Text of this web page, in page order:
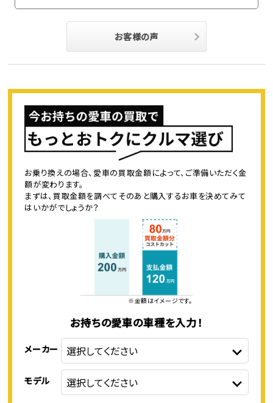
お客様の声
お乗り換えの場合、愛車の買取金額によって、ご準備いただく金
額が変わります。
まずは、買取金額を調べてそのあと購入するお車を決めてみて
はいかがでしょうか？
※金額はイメージです。
お持ちの愛車の車種を入力！
メーカー
モデル